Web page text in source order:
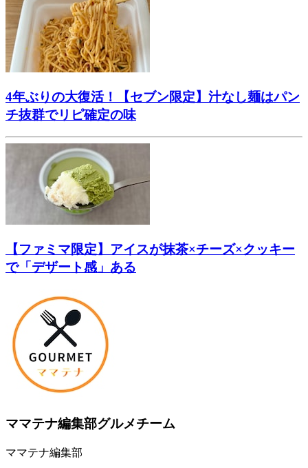
4年ぶりの大復活！【セブン限定】汁なし麺はパン
チ抜群でリピ確定の味
【ファミマ限定】アイスが抹茶×チーズ×クッキー
で「デザート感」ある
ママテナ編集部グルメチーム
ママテナ編集部